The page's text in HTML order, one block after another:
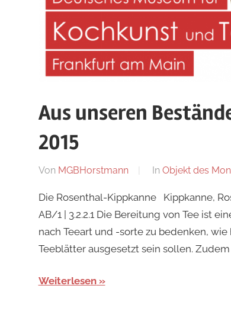
Aus unseren
2015
Am
Oktober
2015
Von MGBHorstmann In Objekt des
Die Rosenthal-Kippkanne Kippkanne,
AB/1 | 3.2.2.1 Die Bereitung von Tee ist
nach Teeart und -sorte zu bedenken,
Teeblätter ausgesetzt sein sollen.
Weiterlesen